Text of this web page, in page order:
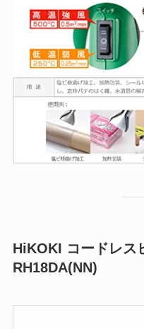
HiKOKI コードレス
RH18DA(NN)